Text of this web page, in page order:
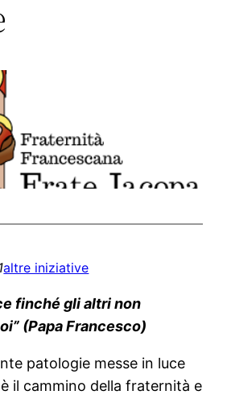
altre iniziative
finché gli altri non
(Papa Francesco)
patologie messe in luce
il cammino della fraternità e